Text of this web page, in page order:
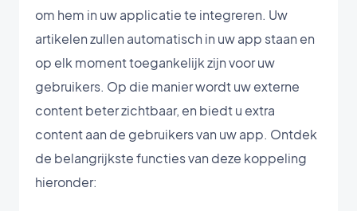
om hem in uw applicatie te integreren. Uw
artikelen zullen automatisch in uw app staan en
op elk moment toegankelijk zijn voor uw
gebruikers. Op die manier wordt uw externe
content beter zichtbaar, en biedt u extra
content aan de gebruikers van uw app. Ontdek
de belangrijkste functies van deze koppeling
hieronder: